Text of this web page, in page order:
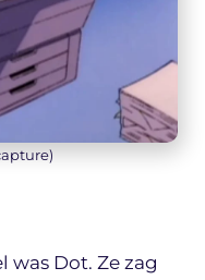
was Dot. Ze zag